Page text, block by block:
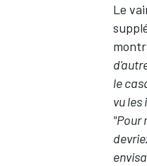
Le
le
vu
"Pour